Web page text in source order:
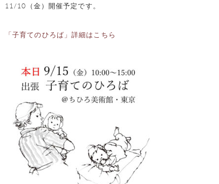
11/10（金）開催予定です。
「子育てのひろば」詳細はこちら